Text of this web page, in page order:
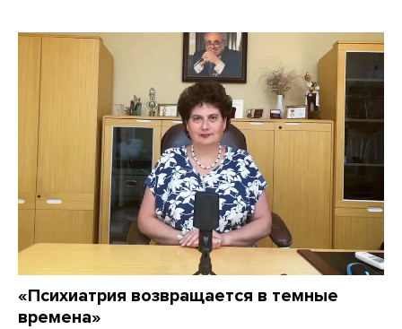
«Психиатрия возвращается в темные
времена»